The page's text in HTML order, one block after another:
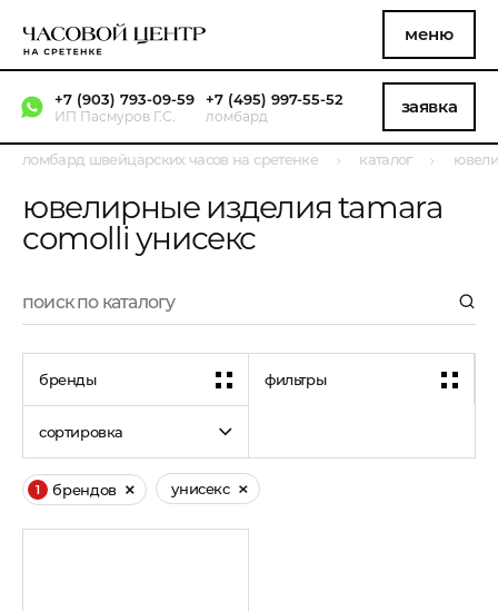
меню
+7 (903) 793-09-59
ИП Пасмуров Г.С.
+7 (495) 997-55-52
ломбард заявка
ломбард швейцарских часов на сретенке каталог
ювелирные изделия tamara
comolli унисекс
бренды фильтры
сортировка
1 брендов унисекс